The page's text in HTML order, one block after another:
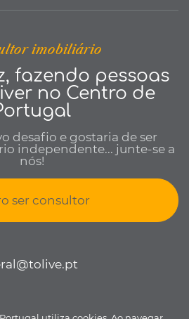
imobiliário
fazendo pessoas
no Centro de
desafio e gostaria de ser
independente... junte-se a
nós!
ser consultor